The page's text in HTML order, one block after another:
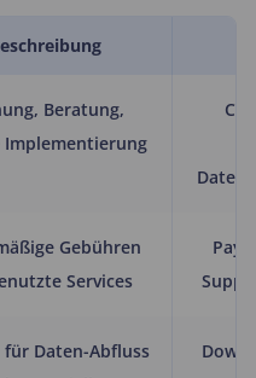
Beratung,
Implementierung
Gebühren
Services
Pay-
für Daten-Abfluss